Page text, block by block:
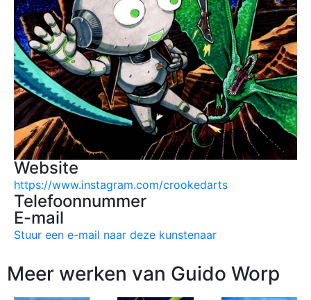
Website
https://www.instagram.com/crookedarts
Telefoonnummer
E-mail
Stuur een e-mail naar deze kunstenaar
Meer werken van Guido Worp